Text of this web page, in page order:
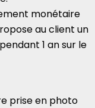
monétaire
au client un
1 an sur le
prise en photo